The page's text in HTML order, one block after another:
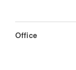
Office